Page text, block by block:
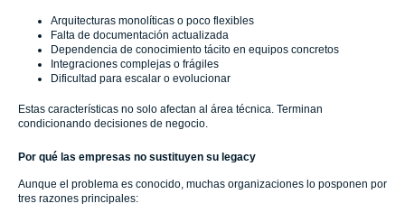
Arquitecturas monolíticas o poco flexibles
Falta de documentación actualizada
Dependencia de conocimiento tácito en equipos concretos
Integraciones complejas o frágiles
Dificultad para escalar o evolucionar
Estas características no solo afectan al área técnica. Terminan
condicionando decisiones de negocio.
Por qué las empresas no sustituyen su legacy
Aunque el problema es conocido, muchas organizaciones lo posponen por
tres razones principales: